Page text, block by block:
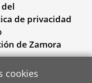
de privacidad
de Zamora
cookies